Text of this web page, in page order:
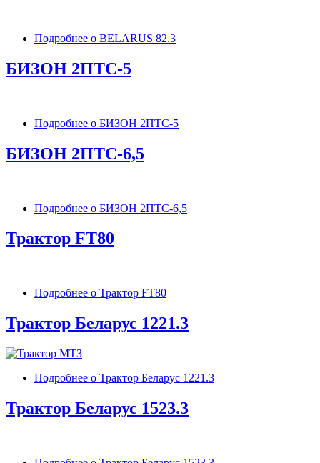
Подробнее о BELARUS 82.3
БИЗОН 2ПТС-5
Подробнее о БИЗОН 2ПТС-5
БИЗОН 2ПТС-6,5
Подробнее о БИЗОН 2ПТС-6,5
Трактор FT80
Подробнее о Трактор FT80
Трактор Беларус 1221.3
Подробнее о Трактор Беларус 1221.3
Трактор Беларус 1523.3